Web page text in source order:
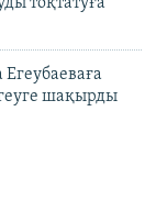
шақырды